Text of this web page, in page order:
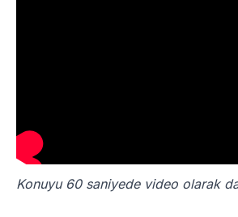
Konuyu 60 saniyede video olarak